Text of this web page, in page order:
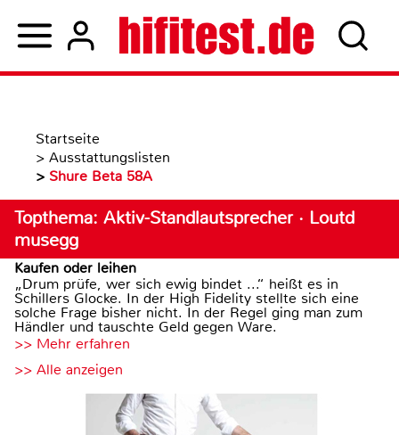
Startseite
> Ausstattungslisten
> Shure Beta 58A
Topthema: Aktiv-Standlautsprecher · Loutd
musegg
Kaufen oder leihen
„Drum prüfe, wer sich ewig bindet ...“ heißt es in
Schillers Glocke. In der High Fidelity stellte sich eine
solche Frage bisher nicht. In der Regel ging man zum
Händler und tauschte Geld gegen Ware.
>> Mehr erfahren
>> Alle anzeigen